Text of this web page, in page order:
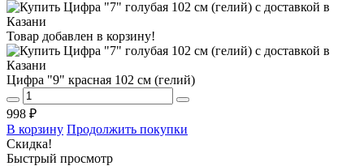
Товар добавлен в корзину!
Цифра "9" красная 102 см (гелий)
998 ₽
В корзину Продолжить покупки
Скидка!
Быстрый просмотр